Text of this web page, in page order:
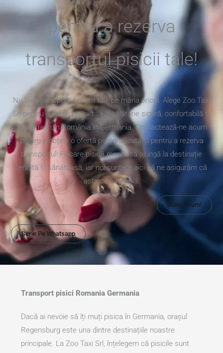
pentru a rezerva
transportul pisicii tale!
Nu lăsa transportul pisicii tale pe mâna oricui. Alege Zoo Taxi
Srl pentru a-i oferi pisicii tale o călătorie sigură, confortabilă și
fără stres din România în Germania. Contactează-ne acum
pentru a obține o ofertă personalizată și pentru a rezerva
transportul! Fiecare pisică merită să ajungă la destinație
fericită și sănătoasă, iar noi suntem aici să ne asigurăm că
asta se întâmplă.
Suna Acum!
Scrie Pe Whatsapp
Transport pisici Romania Germania
Dacă ai nevoie să îți muți pisica în Germania, orașul
Regensburg este una dintre destinațiile noastre
principale. La Zoo Taxi Srl, înțelegem că pisicile sunt